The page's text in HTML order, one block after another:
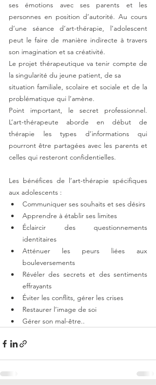
ses émotions avec ses parents et les
personnes en position d’autorité. Au cours
d’une séance d’art-thérapie, l’adolescent
peut le faire de manière indirecte à travers
son imagination et sa créativité.
Le projet thérapeutique va tenir compte de
la singularité du jeune patient, de sa
situation familiale, scolaire et sociale et de la
problématique qui l’amène.
Point important, le secret professionnel.
L’art-thérapeute aborde en début de
thérapie les types d’informations qui
pourront être partagées avec les parents et
celles qui resteront confidentielles.
Les bénéfices de l’art-thérapie spécifiques
aux adolescents :
Communiquer ses souhaits et ses désirs
Apprendre à établir ses limites
Éclaircir des questionnements
identitaires
Atténuer les peurs liées aux
bouleversements
Révéler des secrets et des sentiments
effrayants
Éviter les conflits, gérer les crises
Restaurer l’image de soi
Gérer son mal-être..